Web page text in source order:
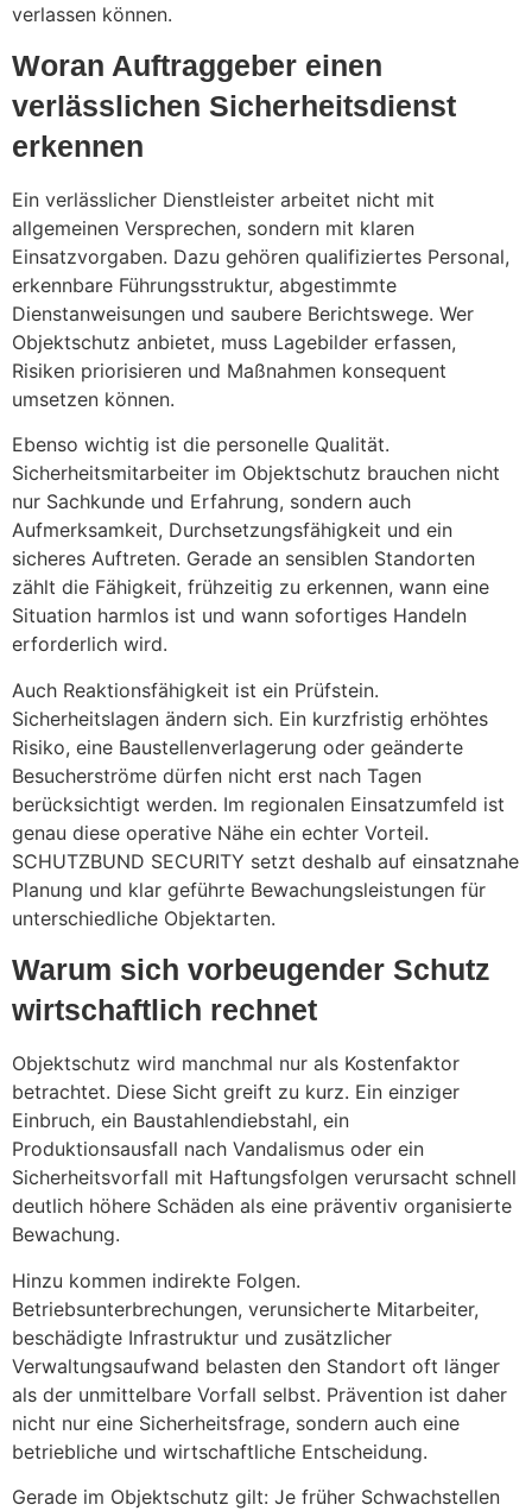
verlassen können.
Woran Auftraggeber einen
verlässlichen Sicherheitsdienst
erkennen
Ein verlässlicher Dienstleister arbeitet nicht mit
allgemeinen Versprechen, sondern mit klaren
Einsatzvorgaben. Dazu gehören qualifiziertes Personal,
erkennbare Führungsstruktur, abgestimmte
Dienstanweisungen und saubere Berichtswege. Wer
Objektschutz anbietet, muss Lagebilder erfassen,
Risiken priorisieren und Maßnahmen konsequent
umsetzen können.
Ebenso wichtig ist die personelle Qualität.
Sicherheitsmitarbeiter im Objektschutz brauchen nicht
nur Sachkunde und Erfahrung, sondern auch
Aufmerksamkeit, Durchsetzungsfähigkeit und ein
sicheres Auftreten. Gerade an sensiblen Standorten
zählt die Fähigkeit, frühzeitig zu erkennen, wann eine
Situation harmlos ist und wann sofortiges Handeln
erforderlich wird.
Auch Reaktionsfähigkeit ist ein Prüfstein.
Sicherheitslagen ändern sich. Ein kurzfristig erhöhtes
Risiko, eine Baustellenverlagerung oder geänderte
Besucherströme dürfen nicht erst nach Tagen
berücksichtigt werden. Im regionalen Einsatzumfeld ist
genau diese operative Nähe ein echter Vorteil.
SCHUTZBUND SECURITY setzt deshalb auf einsatznahe
Planung und klar geführte Bewachungsleistungen für
unterschiedliche Objektarten.
Warum sich vorbeugender Schutz
wirtschaftlich rechnet
Objektschutz wird manchmal nur als Kostenfaktor
betrachtet. Diese Sicht greift zu kurz. Ein einziger
Einbruch, ein Baustahlendiebstahl, ein
Produktionsausfall nach Vandalismus oder ein
Sicherheitsvorfall mit Haftungsfolgen verursacht schnell
deutlich höhere Schäden als eine präventiv organisierte
Bewachung.
Hinzu kommen indirekte Folgen.
Betriebsunterbrechungen, verunsicherte Mitarbeiter,
beschädigte Infrastruktur und zusätzlicher
Verwaltungsaufwand belasten den Standort oft länger
als der unmittelbare Vorfall selbst. Prävention ist daher
nicht nur eine Sicherheitsfrage, sondern auch eine
betriebliche und wirtschaftliche Entscheidung.
Gerade im Objektschutz gilt: Je früher Schwachstellen